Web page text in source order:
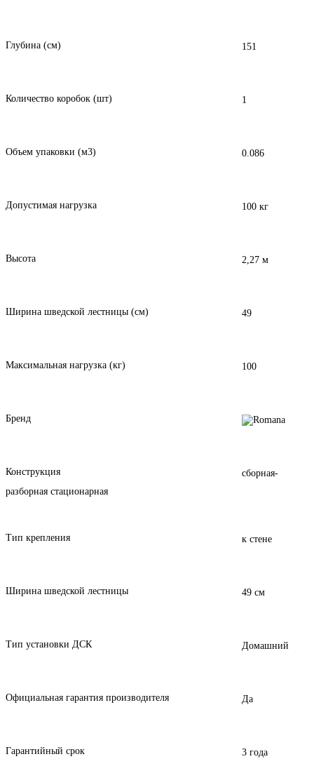
Глубина (см) 151
Количество коробок (шт) 1
Объем упаковки (м3) 0.086
Допустимая нагрузка 100 кг
Высота 2,27 м
Ширина шведской лестницы (см) 49
Максимальная нагрузка (кг) 100
Бренд
Конструкция
сборная-
разборная стационарная
Тип крепления к стене
Ширина шведской лестницы 49 см
Тип установки ДСК Домашний
Официальная гарантия производителя Да
Гарантийный срок 3 года